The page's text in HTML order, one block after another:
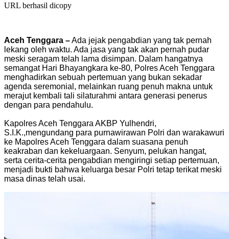
URL berhasil dicopy
Aceh Tenggara –Ada jejak pengabdian yang tak pernah
lekang oleh waktu. Ada jasa yang tak akan pernah pudar
meski seragam telah lama disimpan. Dalam hangatnya
semangat Hari Bhayangkara ke-80, Polres Aceh Tenggara
menghadirkan sebuah pertemuan yang bukan sekadar
agenda seremonial, melainkan ruang penuh makna untuk
merajut kembali tali silaturahmi antara generasi penerus
dengan para pendahulu.
‎Kapolres Aceh Tenggara AKBP Yulhendri,
S.I.K.,mengundang para purnawirawan Polri dan warakawuri
ke Mapolres Aceh Tenggara dalam suasana penuh
keakraban dan kekeluargaan. Senyum, pelukan hangat,
serta cerita-cerita pengabdian mengiringi setiap pertemuan,
menjadi bukti bahwa keluarga besar Polri tetap terikat meski
masa dinas telah usai.